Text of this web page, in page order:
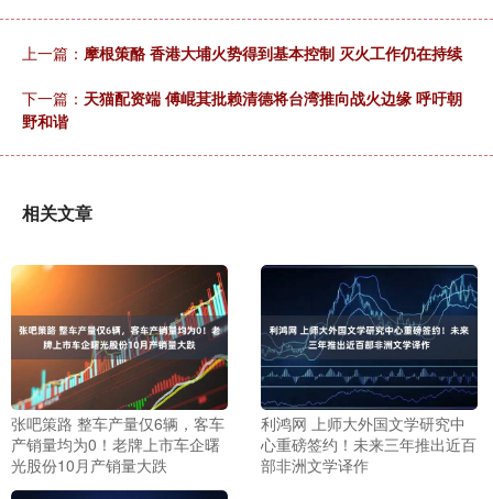
上一篇： 摩根策酪 香港大埔火势得到基本控制 灭火工作仍在持续
下一篇： 天猫配资端 傅崐萁批赖清德将台湾推向战火边缘 呼吁朝
野和谐
相关文章
张吧策路 整车产量仅6辆，客车
产销量均为0！老牌上市车企曙
光股份10月产销量大跌
利鸿网 上师大外国文学研究中
心重磅签约！未来三年推出近百
部非洲文学译作